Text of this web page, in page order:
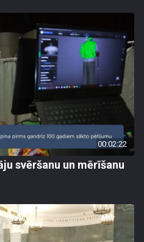
00:02:22
svēršanu un mērīšanu